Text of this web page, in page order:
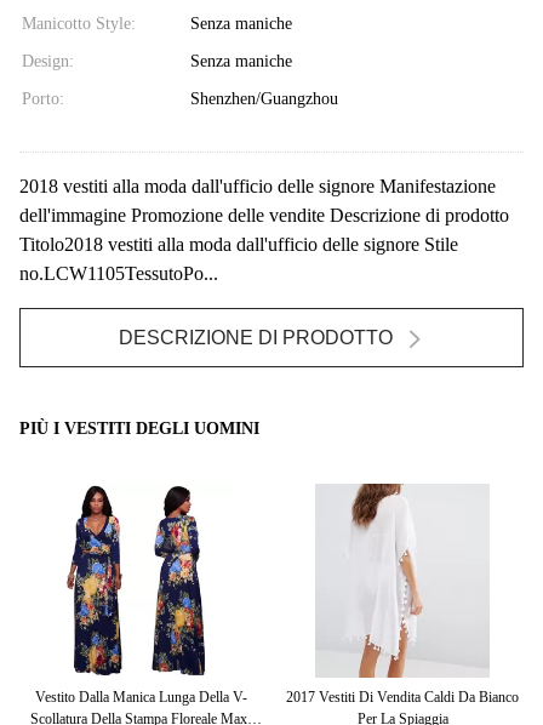
Manicotto Style: Senza maniche
Design: Senza maniche
Porto: Shenzhen/Guangzhou
2018 vestiti alla moda dall'ufficio delle signore Manifestazione
dell'immagine Promozione delle vendite Descrizione di prodotto
Titolo2018 vestiti alla moda dall'ufficio delle signore Stile
no.LCW1105TessutoPo...
DESCRIZIONE DI PRODOTTO
PIÙ I VESTITI DEGLI UOMINI
Vestito Dalla Manica Lunga Della V-
Scollatura Della Stampa Floreale Maxi
2017 Vestiti Di Vendita Caldi Da Bianco
Per La Spiaggia